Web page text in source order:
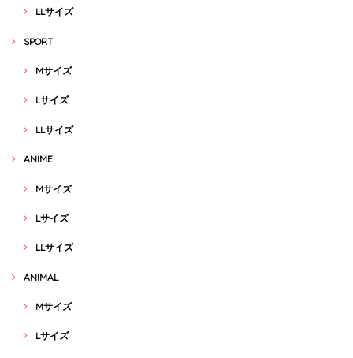
LLサイズ
SPORT
Mサイズ
Lサイズ
LLサイズ
ANIME
Mサイズ
Lサイズ
LLサイズ
ANIMAL
Mサイズ
Lサイズ